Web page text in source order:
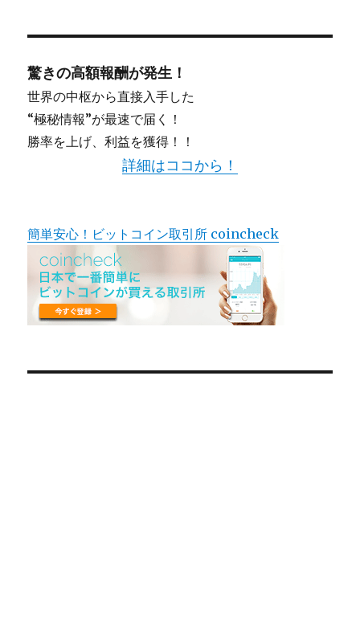
驚きの高額報酬が発生！
世界の中枢から直接入手した
“極秘情報”が最速で届く！
勝率を上げ、利益を獲得！！
詳細はココから！
簡単安心！ビットコイン取引所 coincheck